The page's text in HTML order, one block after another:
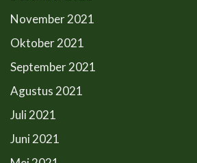
November 2021
Oktober 2021
September 2021
Agustus 2021
Juli 2021
Juni 2021